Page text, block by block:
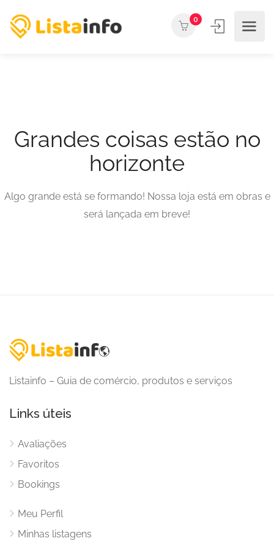
0
Grandes coisas estão no
horizonte
Algo grande está se formando! Nossa loja está em obras e
será lançada em breve!
Listainfo – Guia de comércio, produtos e serviços
Links úteis
Avaliações
Favoritos
Bookings
Meu Perfil
Minhas listagens